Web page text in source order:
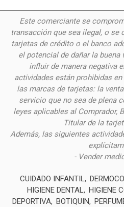
Este comerciante se
transacción que sea ilegal, o se
tarjetas de crédito o el banco
el potencial de dañar la
influir de manera negativa
actividades están prohibidas
las marcas de tarjetas: la
servicio que no sea de plena
leyes aplicables al Comprador,
Titular de la
Además, las siguientes
- Vender
CUIDADO INFANTIL
HIGIENE DENTAL HIGIENE
DEPORTIVA BOTIQUIN